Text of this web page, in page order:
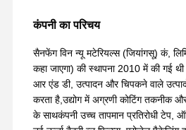
कंपनी का परिचय
सैनफेंग विन न्यू मटेरियल्स (जियांगसू) कं,
कहा जाएगा) की स्थापना 2010 में की गई
आर एंड डी, उत्पादन और चिपकने वाले
करता है,उद्योग में अग्रणी कोटिंग तकनीक
के साथकंपनी उच्च तापमान प्रतिरोधी टेप,